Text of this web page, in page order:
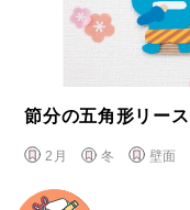
節分の五角形リース
2月 冬 壁面